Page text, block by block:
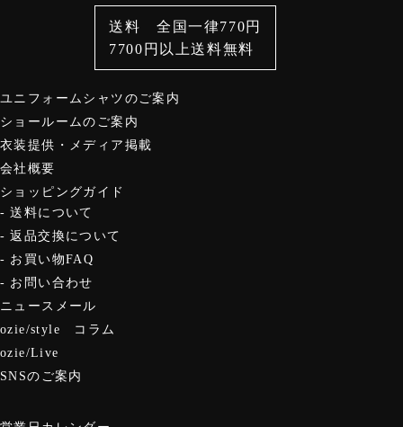
スタイルから選ぶ カジュアルシャツ
サスペンダー
財布・名刺入れ バッグ
グローブ
ユニフォームシャツのご案内
ショールームのご案内
衣装提供・メディア掲載
会社概要
ショッピングガイド
送料について
返品交換について
お買い物FAQ
お問い合わせ
ニュースメール
ozie/style コラム
ozie/Live
SNSのご案内
送料 全国一律770円
7700円以上送料無料